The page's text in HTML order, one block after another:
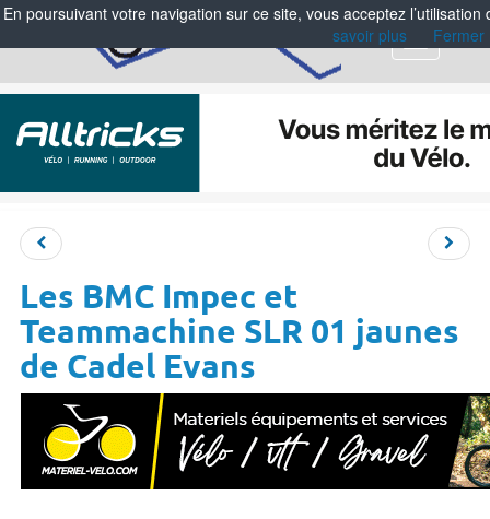
Menu
Les BMC Impec et
Teammachine SLR 01 jaunes
de Cadel Evans
En poursuivant votre navigation sur ce site, vous acceptez
savoir plus
Fermer